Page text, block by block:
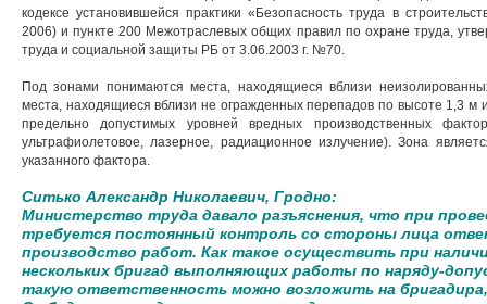
кодексе установившейся практики «Безопасность труда в
2006) и пункте 200 Межотраслевых общих правил по охране труда,
труда и социальной защиты РБ от 3.06.2003 г. №70.
Под зонами понимаются места, находящиеся вблизи
места, находящиеся вблизи не огражденных перепадов по высоте 1,3
предельно допустимых уровней вредных производственных
ультрафиолетовое, лазерное, радиационное излучение). Зона
указанного фактора.
Ситько Александр Николаевич, Гродно:
Министерство труда давало разъяснения, что при
требуется постоянный контроль со стороны лица
производство работ. Как такое осуществить при
нескольких бригад выполняющих работы по наряду-
такую ответственность можно возложить на